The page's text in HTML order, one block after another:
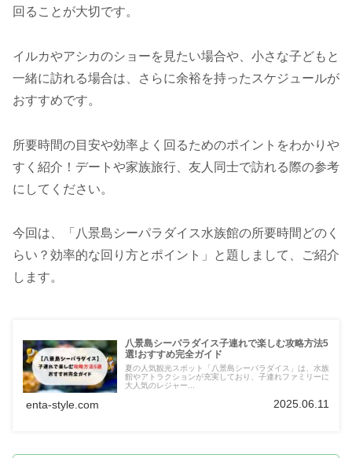
回ることが大切です。
イルカやアシカのショーを見たい場合や、小さな子どもと
一緒に訪れる場合は、さらに余裕を持ったスケジュールが
おすすめです。
所要時間の目安や効率よく回るためのポイントをわかりや
すく紹介！デートや家族旅行、友人同士で訪れる際の参考
にしてください。
今回は、「八景島シーパラダイス水族館の所要時間どのく
らい？効率的な回り方とポイント」と題しまして、ご紹介
します。
八景島シーパラダイス子連れで楽しむ攻略方法5
選!おすすめ完全ガイド
夏の人気観光スポット「八景島シーパラダイス」は、水族
館やアトラクションが充実しており、子連れファミリーに
大人気のレジャー...
enta-style.com 2025.06.11